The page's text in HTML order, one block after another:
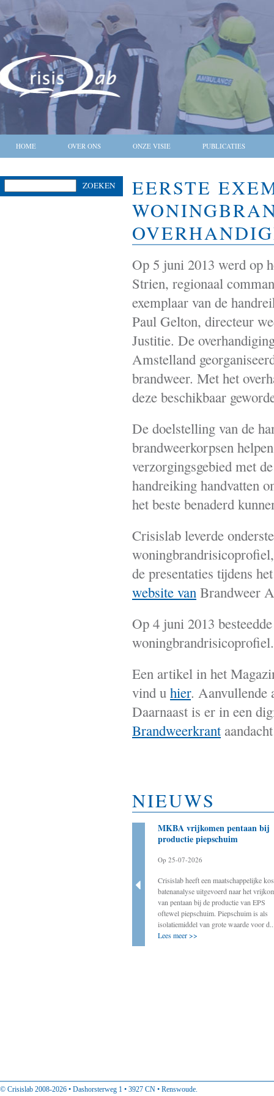
HOME OVER ONS ONZE VISIE PUBLICATIES
ZOEKEN
EERSTE
Op 5 juni 2013 werd op
Strien, regionaal
exemplaar van de
Paul Gelton, directeur
Justitie. De
Amstelland
brandweer. Met het
deze beschikbaar
De doelstelling van de
brandweerkorpsen
verzorgingsgebied met
handreiking handvatten
het beste benaderd
Crisislab leverde
de presentaties tijdens
website van Brandweer
Op 4 juni 2013
Een artikel in het
vind u hier. Aanvullende
Daarnaast is er in een
Brandweerkrant
NIEUWS
Crisislab ondersteunt de werkgroep BOVEN
MKBA vrijkomen pentaan bij
productie piepschuim
Op 25-07-2026
Crisislab heeft een maatschappelijke
batenanalyse uitgevoerd naar het
van pentaan bij de productie van EPS
oftewel piepschuim. Piepschuim is als
isolatiemiddel van grote waarde voor
Lees meer >>
© Crisislab 2008-2026 • Dashorsterweg 1 • 3927 CN • Renswoude.